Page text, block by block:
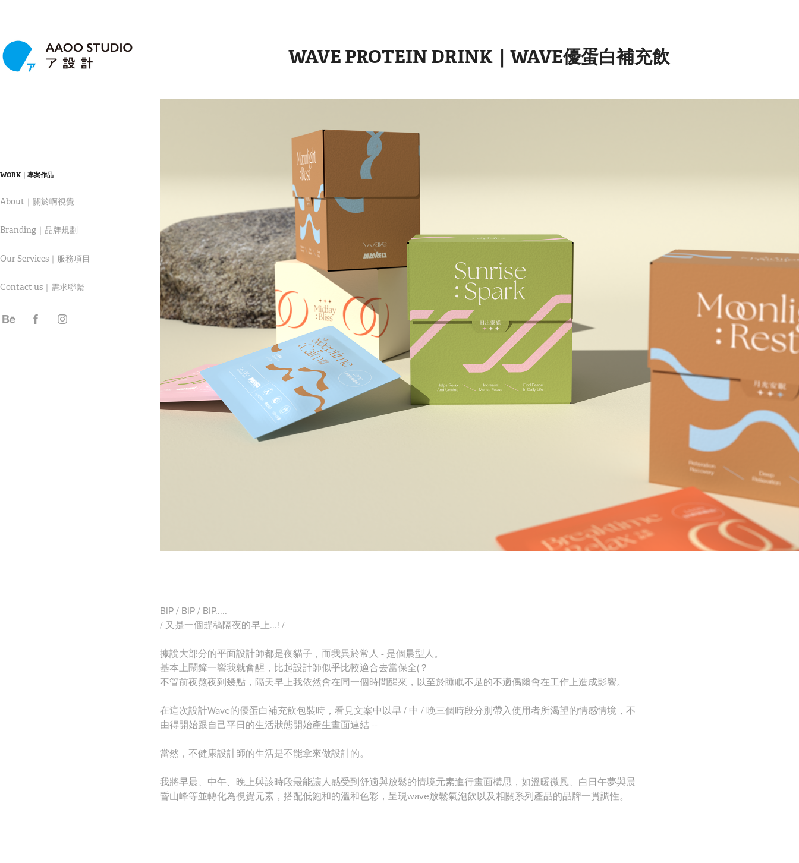
WORK｜專案作品
About｜關於啊視覺
Branding｜品牌規劃
Our Services｜服務項目
Contact us｜需求聯繫
WAVE PROTEIN DRINK｜WAVE優蛋白補充飲
BIP / BIP / BIP.....
/ 又是一個趕稿隔夜的早上...! /
據說大部分的平面設計師都是夜貓子，而我異於常人 - 是個晨型人。
基本上鬧鐘一響我就會醒，比起設計師似乎比較適合去當保全(？
不管前夜熬夜到幾點，隔天早上我依然會在同一個時間醒來，以至於睡眠不足的不適偶爾會在工作上造成影響。
在這次設計Wave的優蛋白補充飲包裝時，看見文案中以早 / 中 / 晚三個時段分別帶入使用者所渴望的情感情境，不
由得開始跟自己平日的生活狀態開始產生畫面連結 --
當然，不健康設計師的生活是不能拿來做設計的。
我將早晨、中午、晚上與該時段最能讓人感受到舒適與放鬆的情境元素進行畫面構思，如溫暖微風、白日午夢與晨
昏山峰等並轉化為視覺元素，搭配低飽和的溫和色彩，呈現wave放鬆氣泡飲以及相關系列產品的品牌一貫調性。